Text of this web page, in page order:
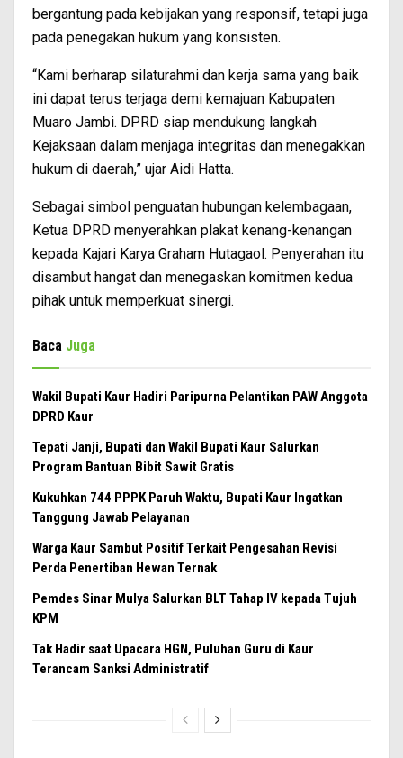
bergantung pada kebijakan yang responsif, tetapi juga
pada penegakan hukum yang konsisten.
“Kami berharap silaturahmi dan kerja sama yang baik
ini dapat terus terjaga demi kemajuan Kabupaten
Muaro Jambi. DPRD siap mendukung langkah
Kejaksaan dalam menjaga integritas dan menegakkan
hukum di daerah,” ujar Aidi Hatta.
Sebagai simbol penguatan hubungan kelembagaan,
Ketua DPRD menyerahkan plakat kenang-kenangan
kepada Kajari Karya Graham Hutagaol. Penyerahan itu
disambut hangat dan menegaskan komitmen kedua
pihak untuk memperkuat sinergi.
Baca Juga
Wakil Bupati Kaur Hadiri Paripurna Pelantikan PAW Anggota
DPRD Kaur
Tepati Janji, Bupati dan Wakil Bupati Kaur Salurkan
Program Bantuan Bibit Sawit Gratis
Kukuhkan 744 PPPK Paruh Waktu, Bupati Kaur Ingatkan
Tanggung Jawab Pelayanan
Warga Kaur Sambut Positif Terkait Pengesahan Revisi
Perda Penertiban Hewan Ternak
Pemdes Sinar Mulya Salurkan BLT Tahap IV kepada Tujuh
KPM
Tak Hadir saat Upacara HGN, Puluhan Guru di Kaur
Terancam Sanksi Administratif